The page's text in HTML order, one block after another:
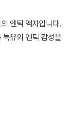
엔틱 액자입니다.
유의 엔틱 감성을